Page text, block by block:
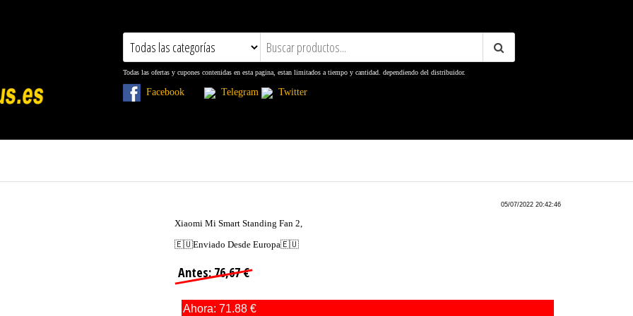
Todas las ofertas y cupones contenidas en esta pagina, estan limitados a tiempo y cantidad. dependiendo del distribuidor.
Facebook Telegram Twitter
05/07/2022 20:42:46
Xiaomi Mi Smart Standing Fan 2,
🇪🇺Enviado Desde Europa🇪🇺
Antes: 76,67 €
Ahora: 71.88 €